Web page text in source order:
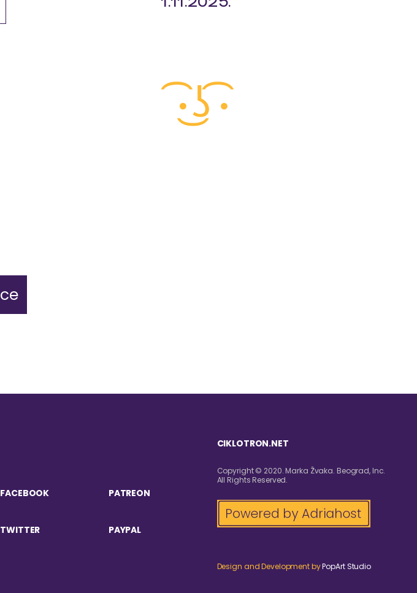
FACEBOOK PATREON
TWITTER PAYPAL
CIKLOTRON.NET
Copyright © 2020. Marka Žvaka. Beograd, Inc.
All Rights Reserved.
Design and Development byPopArt Studio